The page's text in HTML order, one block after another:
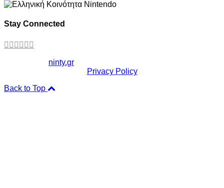
Stay Connected
ninty.gr
Privacy Policy
Back to Top